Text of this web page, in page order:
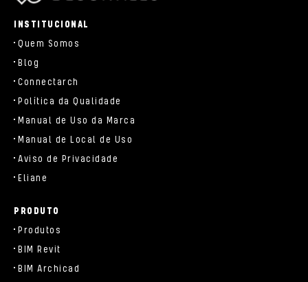
INSTITUCIONAL
Quem Somos
Blog
Connectarch
Política da Qualidade
Manual de Uso da Marca
Manual de Local de Uso
Aviso de Privacidade
Eliane
PRODUTO
Produtos
BIM Revit
BIM Archicad